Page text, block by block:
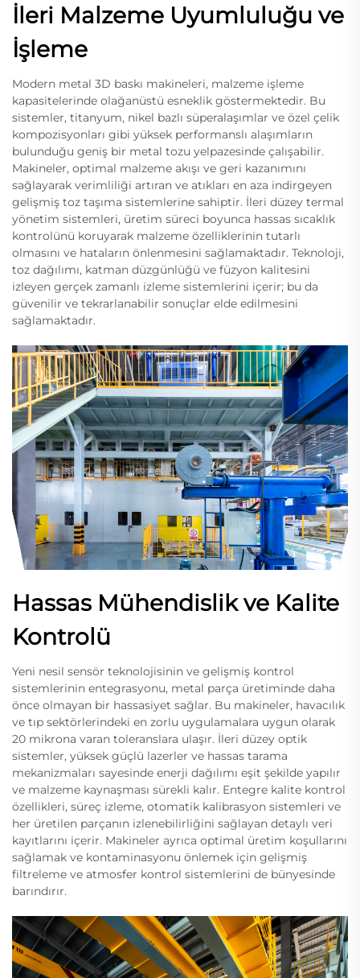
İleri Malzeme Uyumluluğu ve
İşleme
Modern metal 3D baskı makineleri, malzeme işleme
kapasitelerinde olağanüstü esneklik göstermektedir. Bu
sistemler, titanyum, nikel bazlı süperalaşımlar ve özel çelik
kompozisyonları gibi yüksek performanslı alaşımların
bulunduğu geniş bir metal tozu yelpazesinde çalışabilir.
Makineler, optimal malzeme akışı ve geri kazanımını
sağlayarak verimliliği artıran ve atıkları en aza indirgeyen
gelişmiş toz taşıma sistemlerine sahiptir. İleri düzey termal
yönetim sistemleri, üretim süreci boyunca hassas sıcaklık
kontrolünü koruyarak malzeme özelliklerinin tutarlı
olmasını ve hataların önlenmesini sağlamaktadır. Teknoloji,
toz dağılımı, katman düzgünlüğü ve füzyon kalitesini
izleyen gerçek zamanlı izleme sistemlerini içerir; bu da
güvenilir ve tekrarlanabilir sonuçlar elde edilmesini
sağlamaktadır.
Hassas Mühendislik ve Kalite
Kontrolü
Yeni nesil sensör teknolojisinin ve gelişmiş kontrol
sistemlerinin entegrasyonu, metal parça üretiminde daha
önce olmayan bir hassasiyet sağlar. Bu makineler, havacılık
ve tıp sektörlerindeki en zorlu uygulamalara uygun olarak
20 mikrona varan toleranslara ulaşır. İleri düzey optik
sistemler, yüksek güçlü lazerler ve hassas tarama
mekanizmaları sayesinde enerji dağılımı eşit şekilde yapılır
ve malzeme kaynaşması sürekli kalır. Entegre kalite kontrol
özellikleri, süreç izleme, otomatik kalibrasyon sistemleri ve
her üretilen parçanın izlenebilirliğini sağlayan detaylı veri
kayıtlarını içerir. Makineler ayrıca optimal üretim koşullarını
sağlamak ve kontaminasyonu önlemek için gelişmiş
filtreleme ve atmosfer kontrol sistemlerini de bünyesinde
barındırır.